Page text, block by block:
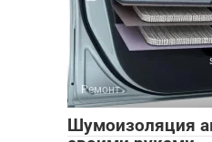
Ремонт
Шумоизоляция